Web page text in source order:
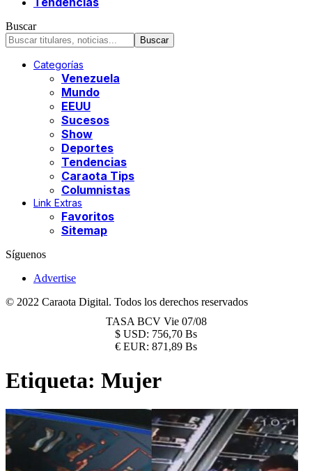
Buscar
Categorías
Venezuela
Mundo
EEUU
Sucesos
Show
Deportes
Tendencias
Caraota Tips
Columnistas
Link Extras
Favoritos
Sitemap
Síguenos
Advertise
© 2022 Caraota Digital. Todos los derechos reservados
TASA BCV Vie 07/08
$ USD: 756,70 Bs
€ EUR: 871,89 Bs
Etiqueta: Mujer